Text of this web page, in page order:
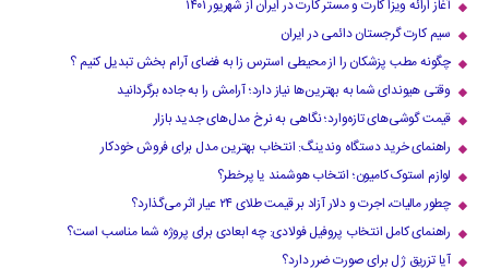
آغاز ارائه ویزا کارت و مستر کارت در ایران از شهریور ۱۴۰۱
سیم کارت گرجستان دائمی در ایران
چگونه مطب پزشکان را از محیطی استرس زا به فضای آرام بخش تبدیل کنیم ؟
وقتی هیوندای شما به بهترین‌ها نیاز دارد؛ آرامش را به جاده برگردانید
قیمت گوشی‌های تازه‌وارد؛ نگاهی به نرخ مدل‌های جدید بازار
راهنمای خرید دستگاه وندینگ: انتخاب بهترین مدل برای فروش خودکار
لوازم استوک کامیون؛ انتخاب هوشمند یا پرخطر؟
چطور مالیات، اجرت و دلار آزاد بر قیمت طلای ۲۴ عیار اثر می‌گذارد؟
راهنمای کامل انتخاب پروفیل فولادی: چه ابعادی برای پروژه شما مناسب است؟
آیا تزریق ژل برای صورت ضرر دارد​؟